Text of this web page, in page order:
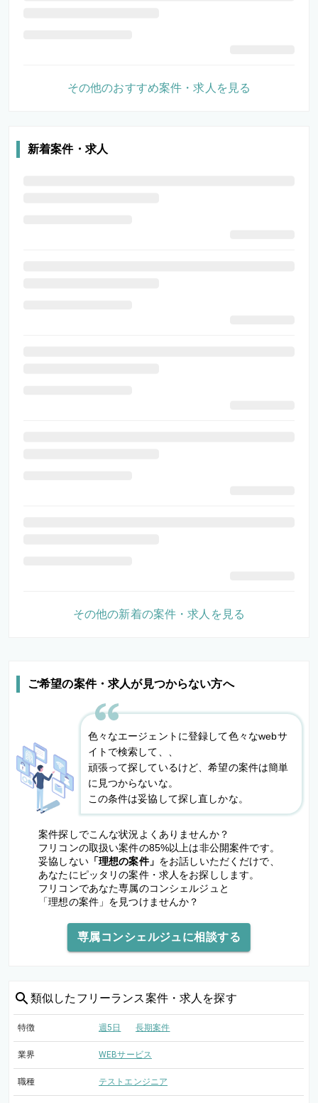
ご希望の案件・求人が見つからない方へ
色々なエージェントに登録して色々なwebサ
イトで検索して、、
頑張って探しているけど、希望の案件は簡単
に見つからないな。
この条件は妥協して探し直しかな。
案件探しでこんな状況よくありませんか？
フリコンの取扱い案件の85%以上は非公開案件です。
妥協しない「理想の案件」 をお話しいただくだけで、
あなたにピッタリの案件・求人をお探しします。
フリコンであなた専属のコンシェルジュと
「理想の案件」を見つけませんか？
専属コンシェルジュに相談する
類似した フリーランス案件・求人を探す
特徴 週5日 長期案件
業界 WEBサービス
職種 テストエンジニア
その他のおすすめ案件・求人を見る
新着案件・求人
その他の新着の案件・求人を見る